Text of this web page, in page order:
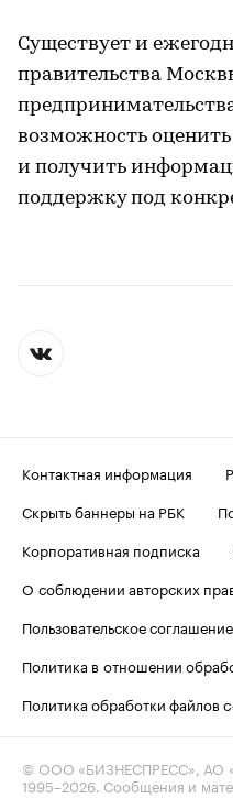
Существует и
правительства
возможность
и получить
поддержку под
Контактная информация
Скрыть баннеры на РБК
Корпоративная подписка
О соблюдении авторских
Пользовательское соглашение
Политика в отношении
Политика обработки файлов
© ООО «БИЗНЕСПРЕСС», АО
1995–2026 . Сообщения и